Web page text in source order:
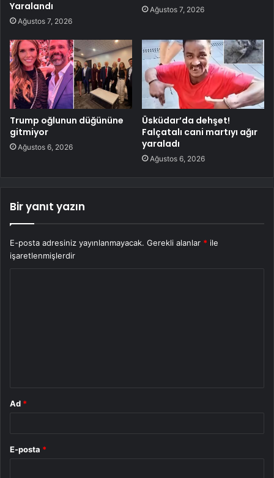
Yaralandı
Ağustos 7, 2026
Ağustos 7, 2026
Trump oğlunun düğününe
gitmiyor
Ağustos 6, 2026
Üsküdar’da dehşet!
Falçatalı cani martıyı ağır
yaraladı
Ağustos 6, 2026
Bir yanıt yazın
E-posta adresiniz yayınlanmayacak. Gerekli alanlar * ile
işaretlenmişlerdir
Ad *
E-posta *